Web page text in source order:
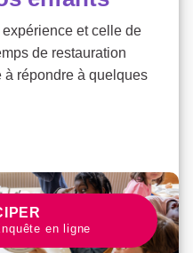
et celle de
de restauration
répondre à quelques
À LA
en ligne